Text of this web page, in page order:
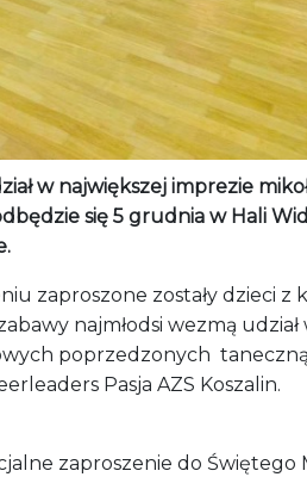
w największej imprezie
się 5 grudnia w Hali
zaproszone zostały dzieci z
najmłodsi wezmą udział
poprzedzonych
Pasja AZS Koszalin.
zaproszenie do Świętego